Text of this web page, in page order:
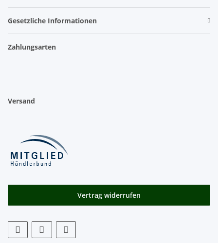
Gesetzliche Informationen
Zahlungsarten
Versand
Vertrag widerrufen